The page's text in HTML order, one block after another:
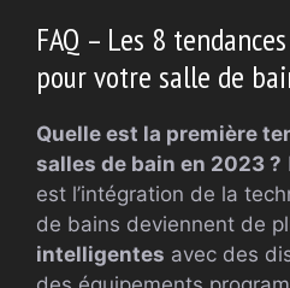
FAQ – Les 8
pour votre salle de
Quelle est la première
salles de bain en 2023 ?
est l’intégration de la
de bains deviennent de
intelligentes avec des